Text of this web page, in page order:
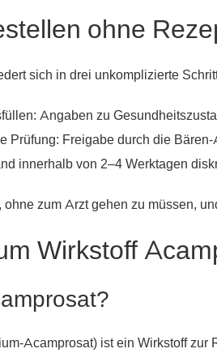
ohne
sich in drei unkomplizierte
Angaben zu
Prüfung: Freigabe durch die
innerhalb von 2–4 Werktagen
ohne zum Arzt gehen zu müssen,
Wirkstoff
Acamprosat) ist ein Wirkstoff